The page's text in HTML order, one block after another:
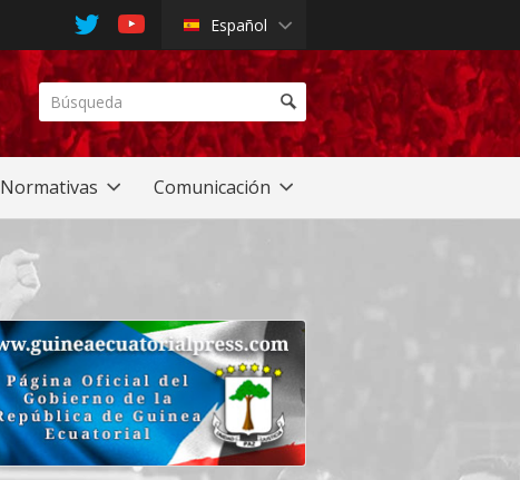
Español
Normativas Comunicación